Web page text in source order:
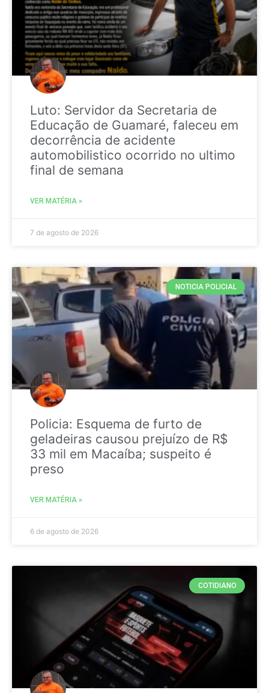
Luto: Servidor da Secretaria de
Educação de Guamaré, faleceu em
decorrência de acidente
automobilistico ocorrido no ultimo
final de semana
VER MATÉRIA »
7 de agosto de 2026
NOTICIA POLICIAL
Policia: Esquema de furto de
geladeiras causou prejuízo de R$
33 mil em Macaíba; suspeito é
preso
VER MATÉRIA »
6 de agosto de 2026
COTIDIANO